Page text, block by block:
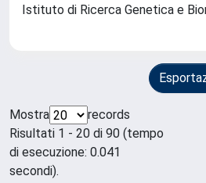
Istituto di Ricerca Genetica e
Mostra
records
Risultati 1 - 20 di 90 (tempo
di esecuzione: 0.041
secondi).